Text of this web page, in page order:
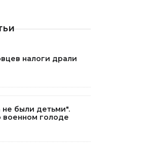
налоги драли
не были детьми".
военном голоде